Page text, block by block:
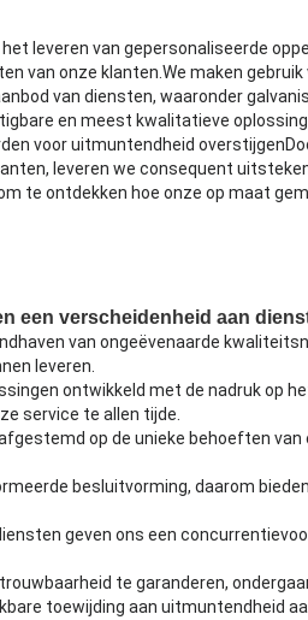
het leveren van gepersonaliseerde
van onze klanten.We maken
van diensten, waaronder
en meest kwalitatieve
voor uitmuntendheid
leveren we consequent
te ontdekken hoe onze op maat
een verscheidenheid aan
van ongeëvenaarde
leveren.
ontwikkeld met de nadruk op
service te allen tijde.
op de unieke behoeften
besluitvorming, daarom
geven ons een
te garanderen,
toewijding aan uitmuntendheid